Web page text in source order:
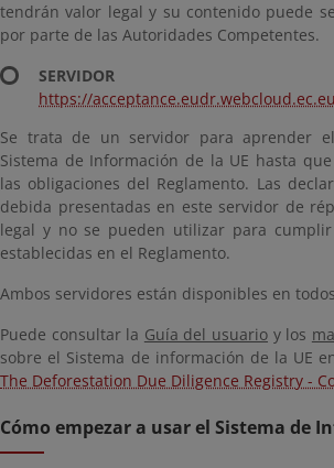
tendrán valor legal y su contenido puede
por parte de las Autoridades Competentes.
SERVIDOR
https://
Se trata de un servidor para aprender
Sistema de Información de la UE hasta
las obligaciones del Reglamento. Las
debida presentadas en este servidor de
legal y no se pueden utilizar para cumplir
establecidas en el Reglamento.
Ambos servidores están disponibles en
Puede consultar la Guía del usuario y los
sobre el Sistema de información de la UE
The Deforestation Due Diligence Registry -
Cómo empezar a usar el Sistema de